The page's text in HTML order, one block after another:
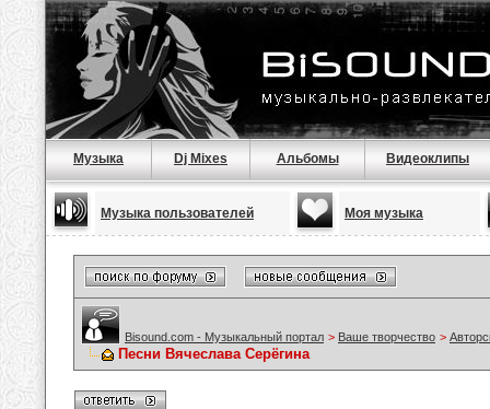
Музыка Dj Mixes Альбомы Видеоклипы
Музыка пользователей Моя музыка
Bisound.com - Музыкальный портал > Ваше творчество >
Песни Вячеслава Серёгина